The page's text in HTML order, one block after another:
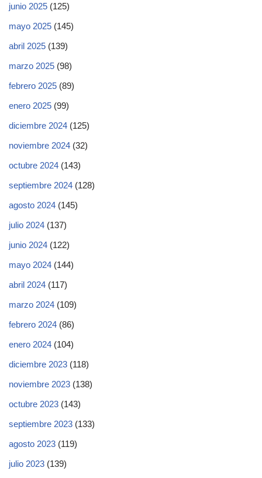
junio 2025 (125)
mayo 2025 (145)
abril 2025 (139)
marzo 2025 (98)
febrero 2025 (89)
enero 2025 (99)
diciembre 2024 (125)
noviembre 2024 (32)
octubre 2024 (143)
septiembre 2024 (128)
agosto 2024 (145)
julio 2024 (137)
junio 2024 (122)
mayo 2024 (144)
abril 2024 (117)
marzo 2024 (109)
febrero 2024 (86)
enero 2024 (104)
diciembre 2023 (118)
noviembre 2023 (138)
octubre 2023 (143)
septiembre 2023 (133)
agosto 2023 (119)
julio 2023 (139)